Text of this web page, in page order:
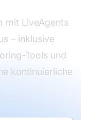
mit LiveAgents
– inklusive
Tools und
kontinuierliche